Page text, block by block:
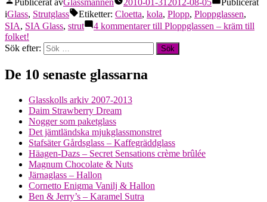
iGlass, Strutglass Etiketter: Cloetta, kola, Plopp, Ploppglassen,
SIA, SIA Glass, strut 4 kommentarertill Ploppglassen – kräm till
folket!
Sök efter:
De 10 senaste glassarna
Glasskolls arkiv 2007-2013
Daim Strawberry Dream
Nogger som paketglass
Det jämtländska mjukglassmonstret
Stafsäter Gårdsglass – Kaffegräddglass
Häagen-Dazs – Secret Sensations crème brûlée
Magnum Chocolate & Nuts
Järnaglass – Hallon
Cornetto Enigma Vanilj & Hallon
Ben & Jerry’s – Karamel Sutra